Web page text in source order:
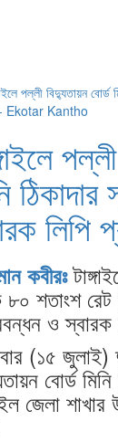
লিপি
কবীরঃ
৮০ শতাংশ রেট
ও স্বারক
(১৫ জুলাই)
বোর্ড
জেলা